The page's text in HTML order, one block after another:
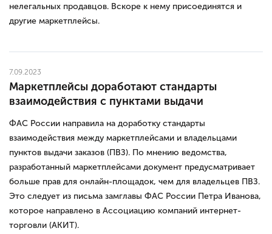
нелегальных продавцов. Вскоре к нему присоединятся и
другие маркетплейсы.
7.09.2023
Маркетплейсы доработают стандарты
взаимодействия с пунктами выдачи
ФАС России направила на доработку стандарты
взаимодействия между маркетплейсами и владельцами
пунктов выдачи заказов (ПВЗ). По мнению ведомства,
разработанный маркетплейсами документ предусматривает
больше прав для онлайн-площадок, чем для владельцев ПВЗ.
Это следует из письма замглавы ФАС России Петра Иванова,
которое направлено в Ассоциацию компаний интернет-
торговли (АКИТ).